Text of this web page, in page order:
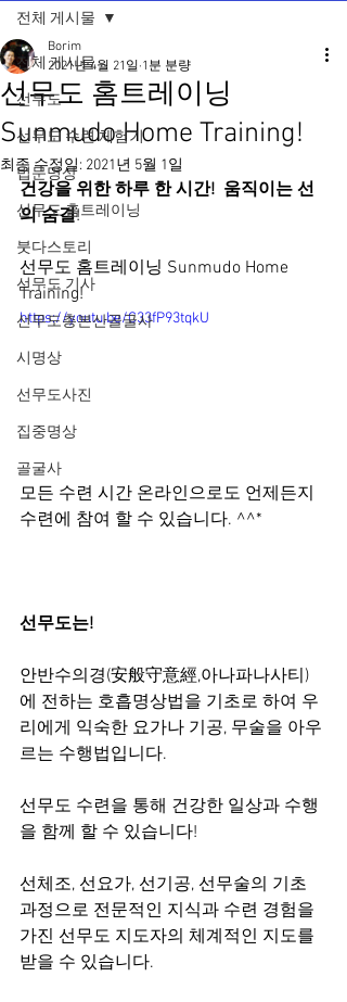
전체 게시물
선무도
선무도 수련 체험기
법문명상
선무도 홈트레이닝
붓다스토리
선무도 기사
선무도총본산골굴사
시명상
선무도사진
집중명상
골굴사
전체 게시물
선무도 홈트레이닝
Sunmudo Home Training!
Borim
2021년 4월 21일 1분 분량
최종 수정일: 2021년 5월 1일
건강을 위한 하루 한 시간!  움직이는 선
의 숨결!
선무도 홈트레이닝 Sunmudo Home
Training!
https://youtu.be/C33fP93tqkU
모든 수련 시간 온라인으로도 언제든지
수련에 참여 할 수 있습니다. ^^*
선무도는!
안반수의경(安般守意經,아나파나사티)
에 전하는 호흡명상법을 기초로 하여 우
리에게 익숙한 요가나 기공, 무술을 아우
르는 수행법입니다.
선무도 수련을 통해 건강한 일상과 수행
을 함께 할 수 있습니다!
선체조, 선요가, 선기공, 선무술의 기초
과정으로 전문적인 지식과 수련 경험을
가진 선무도 지도자의 체계적인 지도를
받을 수 있습니다.